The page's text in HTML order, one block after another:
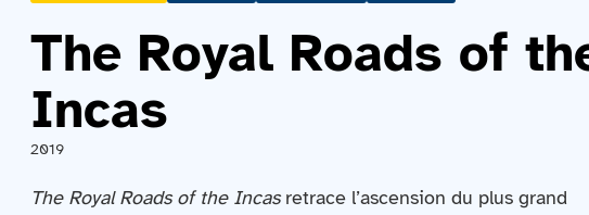
The Royal Roads of
Incas
2019
The Royal Roads of the Incasretrace l’ascension du plus grand